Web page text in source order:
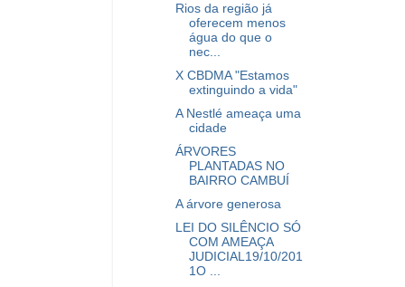
Rios da região já
oferecem menos
água do que o
nec...
X CBDMA "Estamos
extinguindo a vida"
A Nestlé ameaça uma
cidade
ÁRVORES
PLANTADAS NO
BAIRRO CAMBUÍ
A árvore generosa
LEI DO SILÊNCIO SÓ
COM AMEAÇA
JUDICIAL19/10/201
1O ...